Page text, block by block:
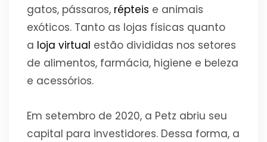
gatos, pássaros, répteis e animais
exóticos. Tanto as lojas físicas quanto
a loja virtual estão divididas nos setores
de alimentos, farmácia, higiene e beleza
e acessórios.
Em setembro de 2020, a Petz abriu seu
capital para investidores. Dessa forma, a